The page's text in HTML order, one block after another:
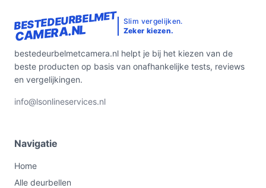
BESTEDEURBELMET
CAMERA.NL
Slim vergelijken.
Zeker kiezen.
bestedeurbelmetcamera.nl helpt je bij het kiezen van de
beste producten op basis van onafhankelijke tests, reviews
en vergelijkingen.
info@lsonlineservices.nl
Navigatie
Home
Alle deurbellen